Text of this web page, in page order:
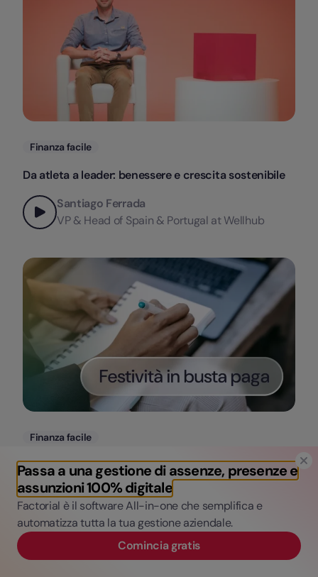
Passa a una gestione di assenze, presenze e
assunzioni 100% digitale
Factorial è il software All-in-one che semplifica e
automatizza tutta la tua gestione aziendale.
Comincia gratis
Categorie
Finanza facile
Da atleta a leader: benessere e crescita sostenibile
Santiago Ferrada
VP & Head of Spain & Portugal at Wellhub
Categorie
Finanza facile
Festività in busta paga: ecco la guida alla
retribuzione
Rosadele Masessa
13 Aprile, 2026